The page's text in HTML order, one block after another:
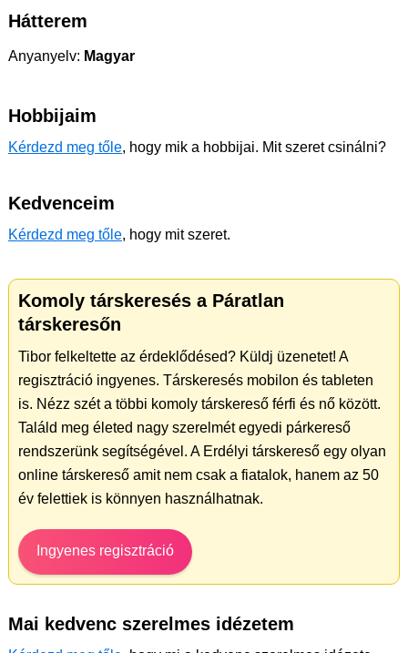
Hátterem
Anyanyelv: Magyar
Hobbijaim
Kérdezd meg tőle, hogy mik a hobbijai. Mit szeret csinálni?
Kedvenceim
Kérdezd meg tőle, hogy mit szeret.
Komoly társkeresés a Páratlan
társkeresőn
Tibor felkeltette az érdeklődésed? Küldj üzenetet! A
regisztráció ingyenes. Társkeresés mobilon és tableten
is. Nézz szét a többi komoly társkereső férfi és nő között.
Találd meg életed nagy szerelmét egyedi párkereső
rendszerünk segítségével. A Erdélyi társkereső egy olyan
online társkereső amit nem csak a fiatalok, hanem az 50
év felettiek is könnyen használhatnak.
Ingyenes regisztráció
Mai kedvenc szerelmes idézetem